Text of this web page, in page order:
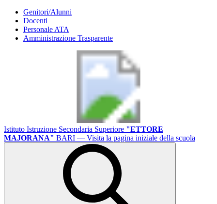
Genitori/Alunni
Docenti
Personale ATA
Amministrazione Trasparente
Istituto Istruzione Secondaria Superiore "ETTORE
MAJORANA" BARI — Visita la pagina iniziale della scuola